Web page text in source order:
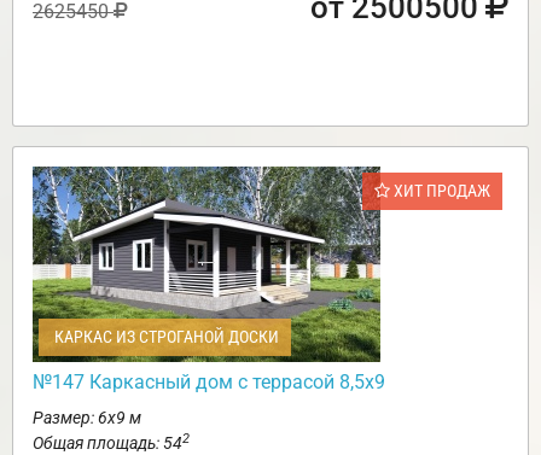
2625450 от 2500500
ХИТ ПРОДАЖ
КАРКАС ИЗ СТРОГАНОЙ ДОСКИ
№147 Каркасный дом с террасой 8,5х9
Размер: 6х9 м
Общая площадь: 542